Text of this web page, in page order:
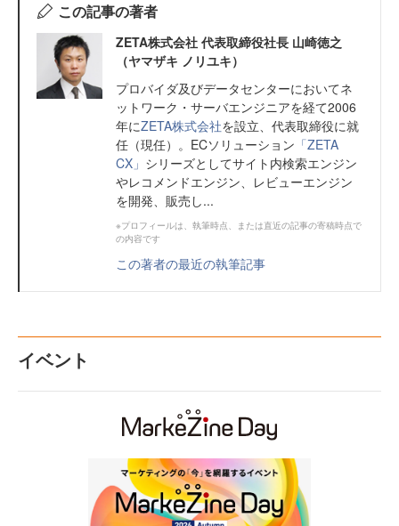
この記事の著者
ZETA株式会社 代表取締役社長 山崎徳之
（ヤマザキ ノリユキ）
プロバイダ及びデータセンターにおいてネ
ットワーク・サーバエンジニアを経て2006
年にZETA株式会社を設立、代表取締役に就
任（現任）。ECソリューション 「ZETA
CX」 シリーズとしてサイト内検索エンジン
やレコメンドエンジン、レビューエンジン
を開発、販売し...
※プロフィールは、執筆時点、または直近の記事の寄稿時点で
の内容です
この著者の最近の執筆記事
イベント